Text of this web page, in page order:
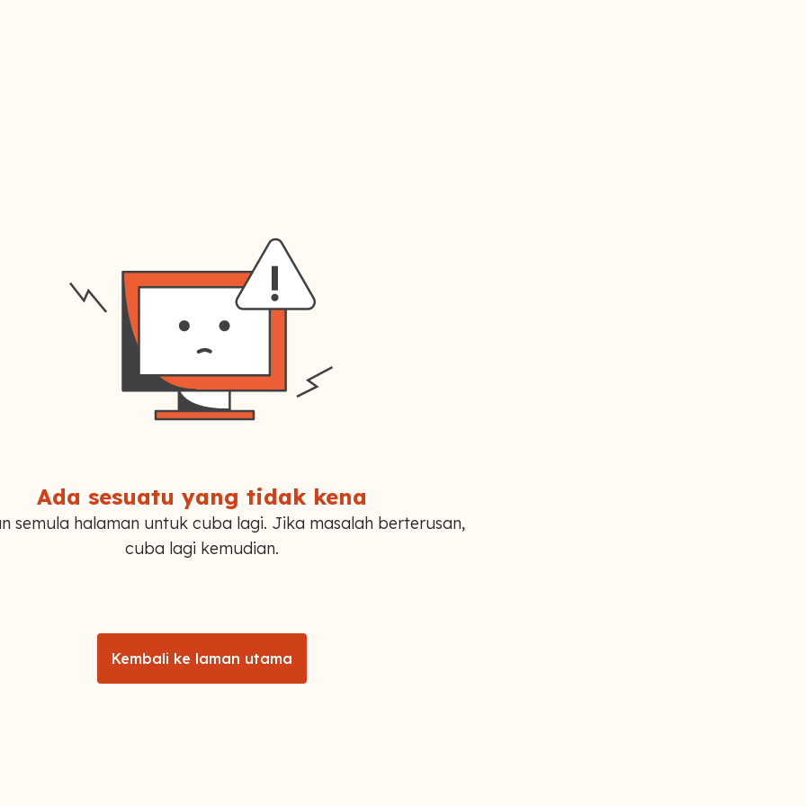
Ada sesuatu yang tidak kena
semula halaman untuk cuba lagi. Jika masalah berterusan,
cuba lagi kemudian.
Kembali ke laman utama